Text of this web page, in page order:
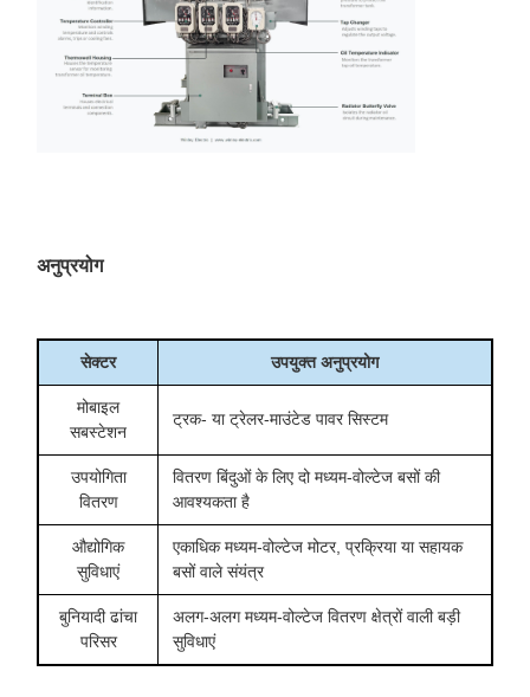
अनुप्रयोग
सेक्टर उपयुक्त अनुप्रयोग
मोबाइल
सबस्टेशन
ट्रक- या ट्रेलर-माउंटेड पावर सिस्टम
उपयोगिता
वितरण
वितरण बिंदुओं के लिए दो मध्यम-वोल्टेज बसों की
आवश्यकता है
औद्योगिक
सुविधाएं
एकाधिक मध्यम-वोल्टेज मोटर, प्रक्रिया या सहायक
बसों वाले संयंत्र
बुनियादी ढांचा
परिसर
अलग-अलग मध्यम-वोल्टेज वितरण क्षेत्रों वाली बड़ी
सुविधाएं